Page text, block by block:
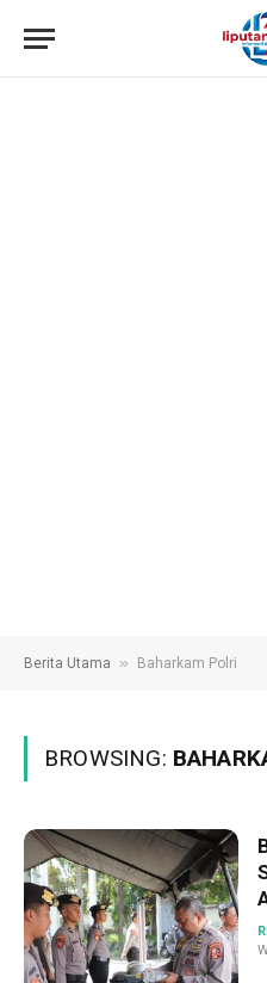
Berita Utama » Baharkam Polri
BROWSING: